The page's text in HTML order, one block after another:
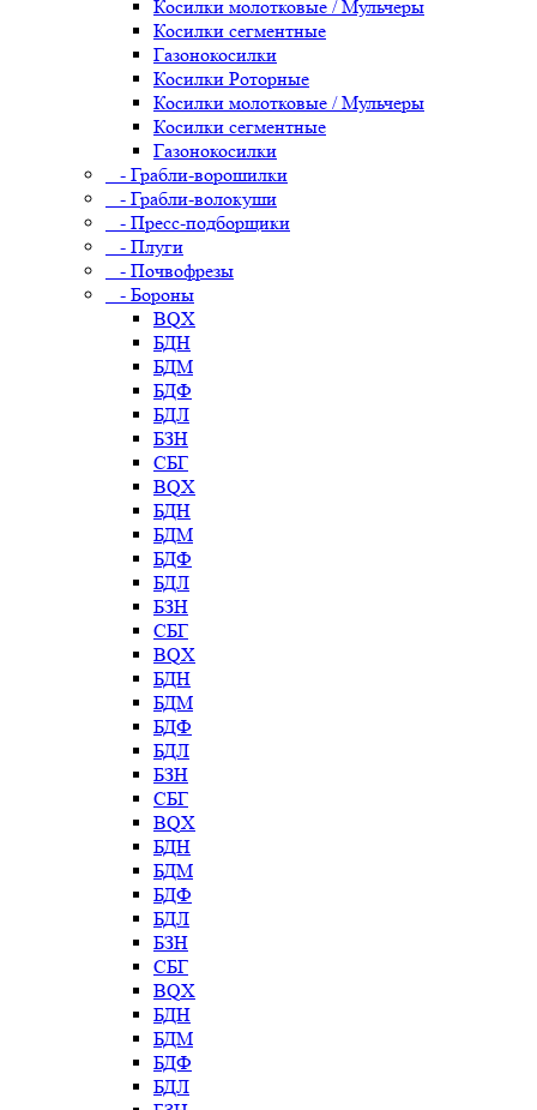
Косилки молотковые / Мульчеры
Косилки сегментные
Газонокосилки
Косилки Роторные
Косилки молотковые / Мульчеры
Косилки сегментные
Газонокосилки
- Грабли-ворошилки
- Грабли-волокуши
- Пресс-подборщики
- Плуги
- Почвофрезы
- Бороны
BQX
БДН
БДМ
БДФ
БДЛ
БЗН
СБГ
BQX
БДН
БДМ
БДФ
БДЛ
БЗН
СБГ
BQX
БДН
БДМ
БДФ
БДЛ
БЗН
СБГ
BQX
БДН
БДМ
БДФ
БДЛ
БЗН
СБГ
BQX
БДН
БДМ
БДФ
БДЛ